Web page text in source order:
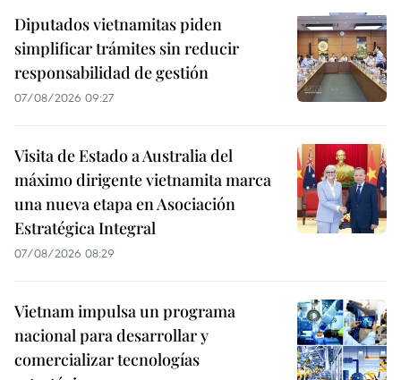
Diputados vietnamitas piden
simplificar trámites sin reducir
responsabilidad de gestión
07/08/2026 09:27
Visita de Estado a Australia del
máximo dirigente vietnamita marca
una nueva etapa en Asociación
Estratégica Integral
07/08/2026 08:29
Vietnam impulsa un programa
nacional para desarrollar y
comercializar tecnologías